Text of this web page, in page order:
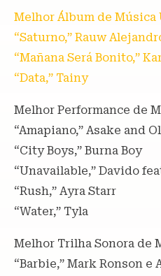
Melhor Álbum de Música
“Saturno,” Rauw
“Mañana Será Bonito,”
“Data,” Tainy
Melhor Performance de
“Amapiano,” Asake and
“City Boys,” Burna Boy
“Unavailable,” Davido
“Rush,” Ayra Starr
“Water,” Tyla
Melhor Trilha Sonora de
“Barbie,” Mark Ronson e